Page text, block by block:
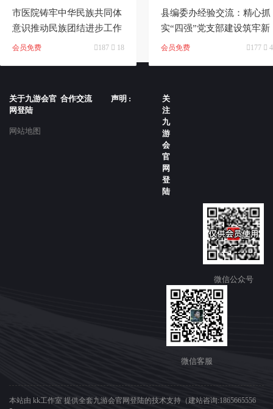
市医院铸牢中华民族共同体
意识推动民族团结进步工作
经验材料
会员免费  187  18
县编委办经验交流：精心抓
实“四强”党支部建设筑牢新
时代战斗堡垒
会员免费  177  4
关于九游会官
网登陆
网站地图
合作交流 声明 :
关
注
九
游
会
官
网
登
陆
微信公众号
微信客服
本站由 kk工作室 提供全套九游会官网登陆的技术支持（建站咨询:1865665556